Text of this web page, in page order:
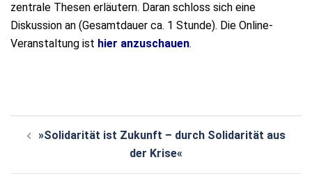
zentrale Thesen erläutern. Daran schloss sich eine
Diskussion an (Gesamtdauer ca. 1 Stunde). Die Online-
Veranstaltung ist hier anzuschauen.
Beitragsnavigation
»Solidarität ist Zukunft – durch Solidarität aus
der Krise«